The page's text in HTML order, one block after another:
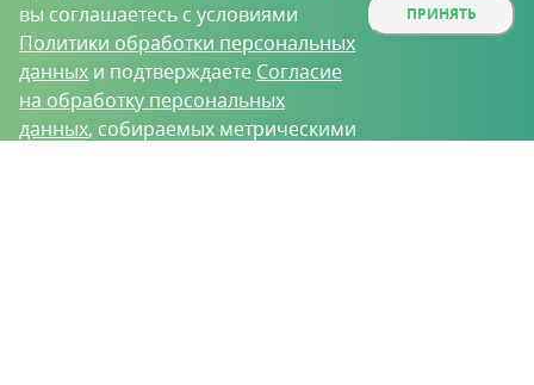
вы соглашаетесь с условиями
Политики обработки персональных
данных и подтверждаете Согласие
на обработку персональных
данных, собираемых метрическими
ПРИНЯТЬ